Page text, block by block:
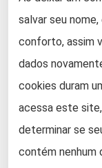
salvar seu
conforto, assim
dados
cookies duram
acessa este
determinar se
contém nenhum